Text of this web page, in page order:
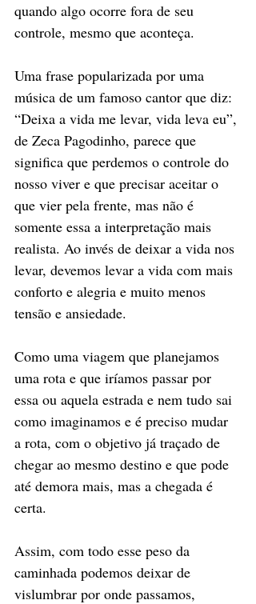
quando algo ocorre fora de seu
controle, mesmo que aconteça.
Uma frase popularizada por uma
música de um famoso cantor que diz:
“Deixa a vida me levar, vida leva eu”,
de Zeca Pagodinho, parece que
significa que perdemos o controle do
nosso viver e que precisar aceitar o
que vier pela frente, mas não é
somente essa a interpretação mais
realista. Ao invés de deixar a vida nos
levar, devemos levar a vida com mais
conforto e alegria e muito menos
tensão e ansiedade.
Como uma viagem que planejamos
uma rota e que iríamos passar por
essa ou aquela estrada e nem tudo sai
como imaginamos e é preciso mudar
a rota, com o objetivo já traçado de
chegar ao mesmo destino e que pode
até demora mais, mas a chegada é
certa.
Assim, com todo esse peso da
caminhada podemos deixar de
vislumbrar por onde passamos,